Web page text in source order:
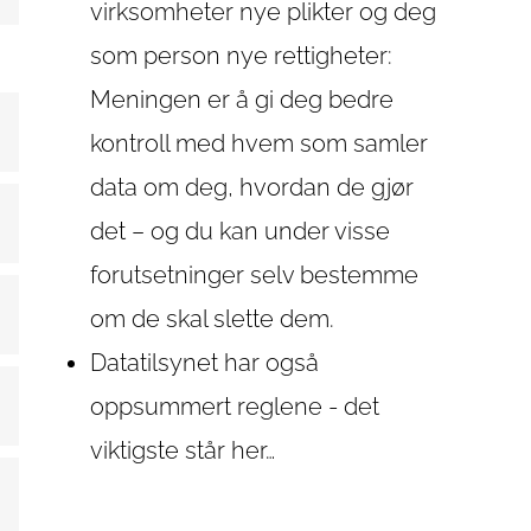
virksomheter nye plikter og deg
som person nye rettigheter:
Meningen er å gi deg bedre
kontroll med hvem som samler
data om deg, hvordan de gjør
det – og du kan under visse
forutsetninger selv bestemme
om de skal slette dem.
Datatilsynet har også
oppsummert reglene - det
viktigste står her…